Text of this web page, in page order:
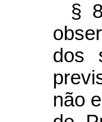
§
dos
não